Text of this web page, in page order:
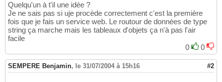
Quelqu'un à t'il une idée ?
Je ne sais pas si uje procède correctement c'est la première
fois que je fais un service web. Le routour de données de type
string ça marche mais les tableaux d'objets ça n'à pas l'air
facile
0
0
SEMPERE Benjamin, le 31/07/2004 à 15h16 #2